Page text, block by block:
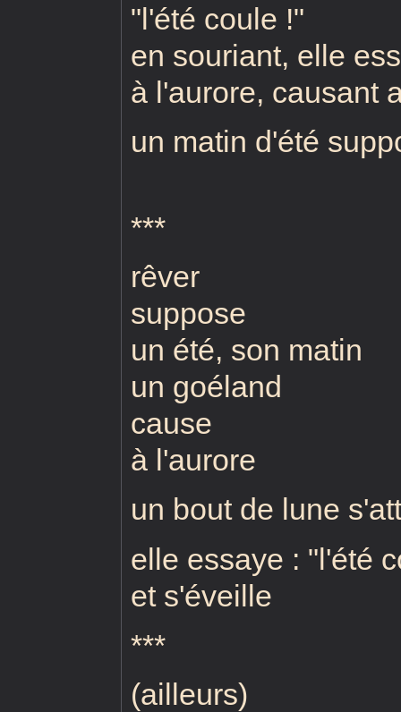
"l'été coule !"
en souriant, elle
à l'aurore, causant
un matin d'été
***
rêver
suppose
un été, son matin
un goéland
cause
à l'aurore
un bout de lune
elle essaye : "l'été
et s'éveille
***
(ailleurs)